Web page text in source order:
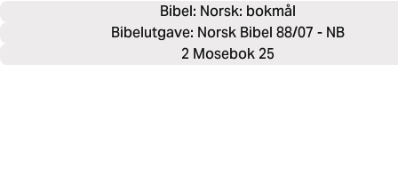
Bibel: Norsk: bokmål
Bibelutgave: Norsk Bibel 88/07 - NB
2 Mosebok 25